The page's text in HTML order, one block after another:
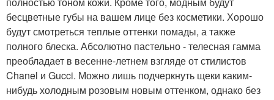
бесцветные губы на вашем лице без косметики. Хорошо
будут смотреться теплые оттенки помады, а также
полного блеска. Абсолютно пастельно - телесная гамма
преобладает в весенне-летнем взгляде от стилистов
Chanel и Gucci. Можно лишь подчеркнуть щеки каким-
нибудь холодным розовым новым оттенком, однако без